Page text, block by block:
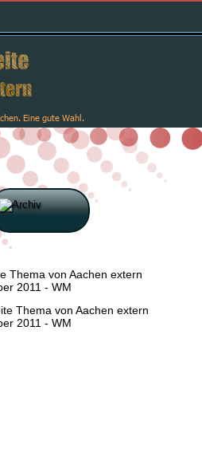
Eine gute Wahl.
Thema von Aachen extern
2011 - WM
Thema von Aachen extern
2011 - WM